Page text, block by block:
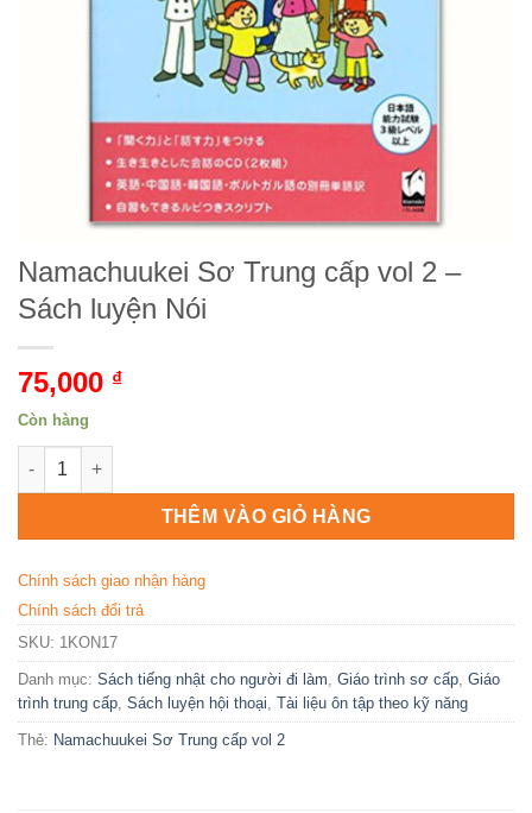
Namachuukei Sơ Trung cấp vol 2 –
Sách luyện Nói
75,000 ₫
Còn hàng
Namachuukei Sơ Trung cấp vol 2 - Sách luyện Nói số lượng
THÊM VÀO GIỎ HÀNG
Chính sách giao nhận hàng
Chính sách đổi trả
SKU: 1KON17
Danh mục: Sách tiếng nhật cho người đi làm Giáo trình sơ cấp Giáo
trình trung cấp Sách luyện hội thoại Tài liệu ôn tập theo kỹ năng
Thẻ: Namachuukei Sơ Trung cấp vol 2